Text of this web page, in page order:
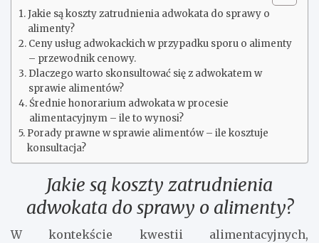
Jakie są koszty zatrudnienia adwokata do sprawy o
alimenty?
Ceny usług adwokackich w przypadku sporu o alimenty
– przewodnik cenowy.
Dlaczego warto skonsultować się z adwokatem w
sprawie alimentów?
Średnie honorarium adwokata w procesie
alimentacyjnym – ile to wynosi?
Porady prawne w sprawie alimentów – ile kosztuje
konsultacja?
Jakie są koszty zatrudnienia
adwokata do sprawy o alimenty?
W kontekście kwestii alimentacyjnych,